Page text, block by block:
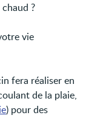
?
vie
fera réaliser en
de la plaie,
) pour des